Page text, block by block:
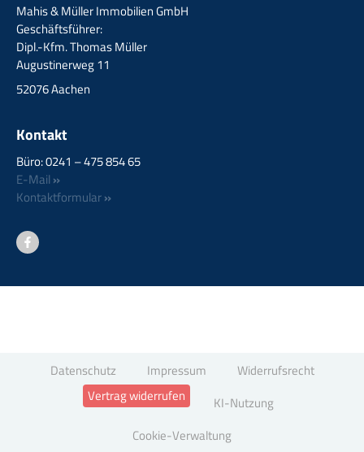
Mahis & Müller Immobilien GmbH
Geschäftsführer:
Dipl.-Kfm. Thomas Müller
Augustinerweg 11
52076 Aachen
Kontakt
Büro: 0241 – 475 854 65
E-Mail »
Kontaktformular»
Datenschutz Impressum
Widerrufsrecht
Vertrag widerrufen
KI-Nutzung
Cookie-Verwaltung